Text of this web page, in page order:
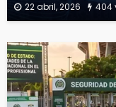
22 abril, 2026 404